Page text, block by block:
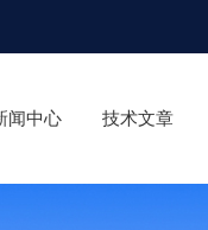
闻中心 技术文章